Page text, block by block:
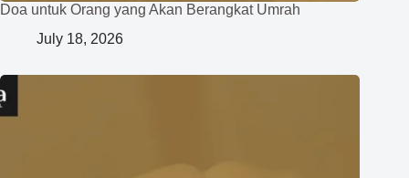
Doa untuk Orang yang Akan Berangkat Umrah
July 18, 2026